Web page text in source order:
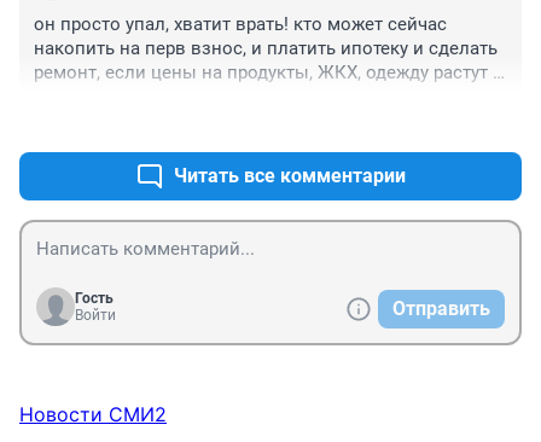
фото с подписью, которое можно рассматривать, как
скрытую рекламу.
он просто упал, хватит врать! кто может сейчас
накопить на перв взнос, и платить ипотеку и сделать
ремонт, если цены на продукты, ЖКХ, одежду растут
Читать все комментарии
Гость
Войти
Отправить
Новости СМИ2